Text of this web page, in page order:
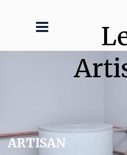
ARTISAN